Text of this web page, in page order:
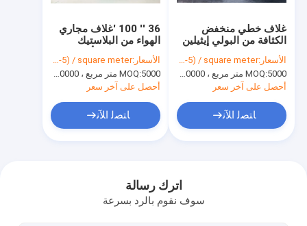
36 '' 100 'غلاف مجاري
الهواء من البلاستيك
البولي إيثيلين الأزرق
الأسعار:USD(0.03-5) / square meter
MOQ:5000 متر مربع ، 10000 متر مربع مع الطباعة
أحصل على آخر سعر
ﺎﺘﺼﻟ ﺍﻶﻧ
غلاف خطي منخفض
الكثافة من البولي إيثيلين
200 قدم 24 بوصة
الأسعار:USD(0.03-5) / square meter
MOQ:5000 متر مربع ، 10000 متر مربع مع الطباعة
أحصل على آخر سعر
ﺎﺘﺼﻟ ﺍﻶﻧ
اترك رسالة
سوف نقوم بالرد بسرعة